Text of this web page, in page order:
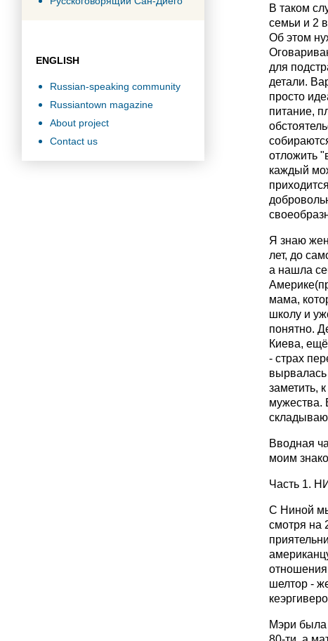
ENGLISH
Russian-speaking community
Russiantown magazine
About project
Contact us
В таком
семьи и 2
Об этом
для
детали.
просто
питание,
отложить
каждый
Я знаю
лет, до
а нашла
мама,
школу и
понятно.
Киева,
- страх
вырвалась
заметить,
мужества.
Вводная
моим
Часть 1.
С Ниной мы
смотря на
отношения
шелтор -
Мэри была